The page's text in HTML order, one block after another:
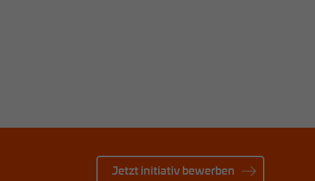
Jetzt initiativ bewerben